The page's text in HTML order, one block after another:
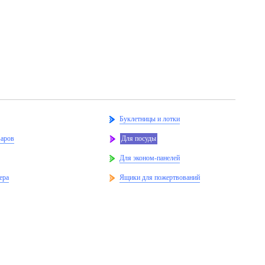
Буклетницы и лотки
Для посуды
Для эконом-панелей
Ящики для пожертвований